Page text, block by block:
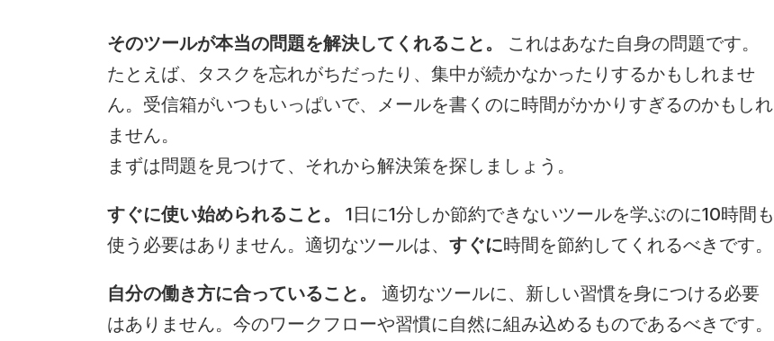
そのツールが本当の問題を解決してくれること。
これはあなた自身の問題です。
たとえば、タスクを忘れがちだったり、集中が続かなかったりするかもしれませ
ん。受信箱がいつもいっぱいで、メールを書くのに時間がかかりすぎるのかもしれ
ません。
まずは問題を見つけて、それから解決策を探しましょう。
すぐに使い始められること。
1日に1分しか節約できないツールを学ぶのに10時間も
使う必要はありません。適切なツールは、 すぐに時間を節約してくれるべきです。
自分の働き方に合っていること。
適切なツールに、新しい習慣を身につける必要
はありません。今のワークフローや習慣に自然に組み込めるものであるべきです。